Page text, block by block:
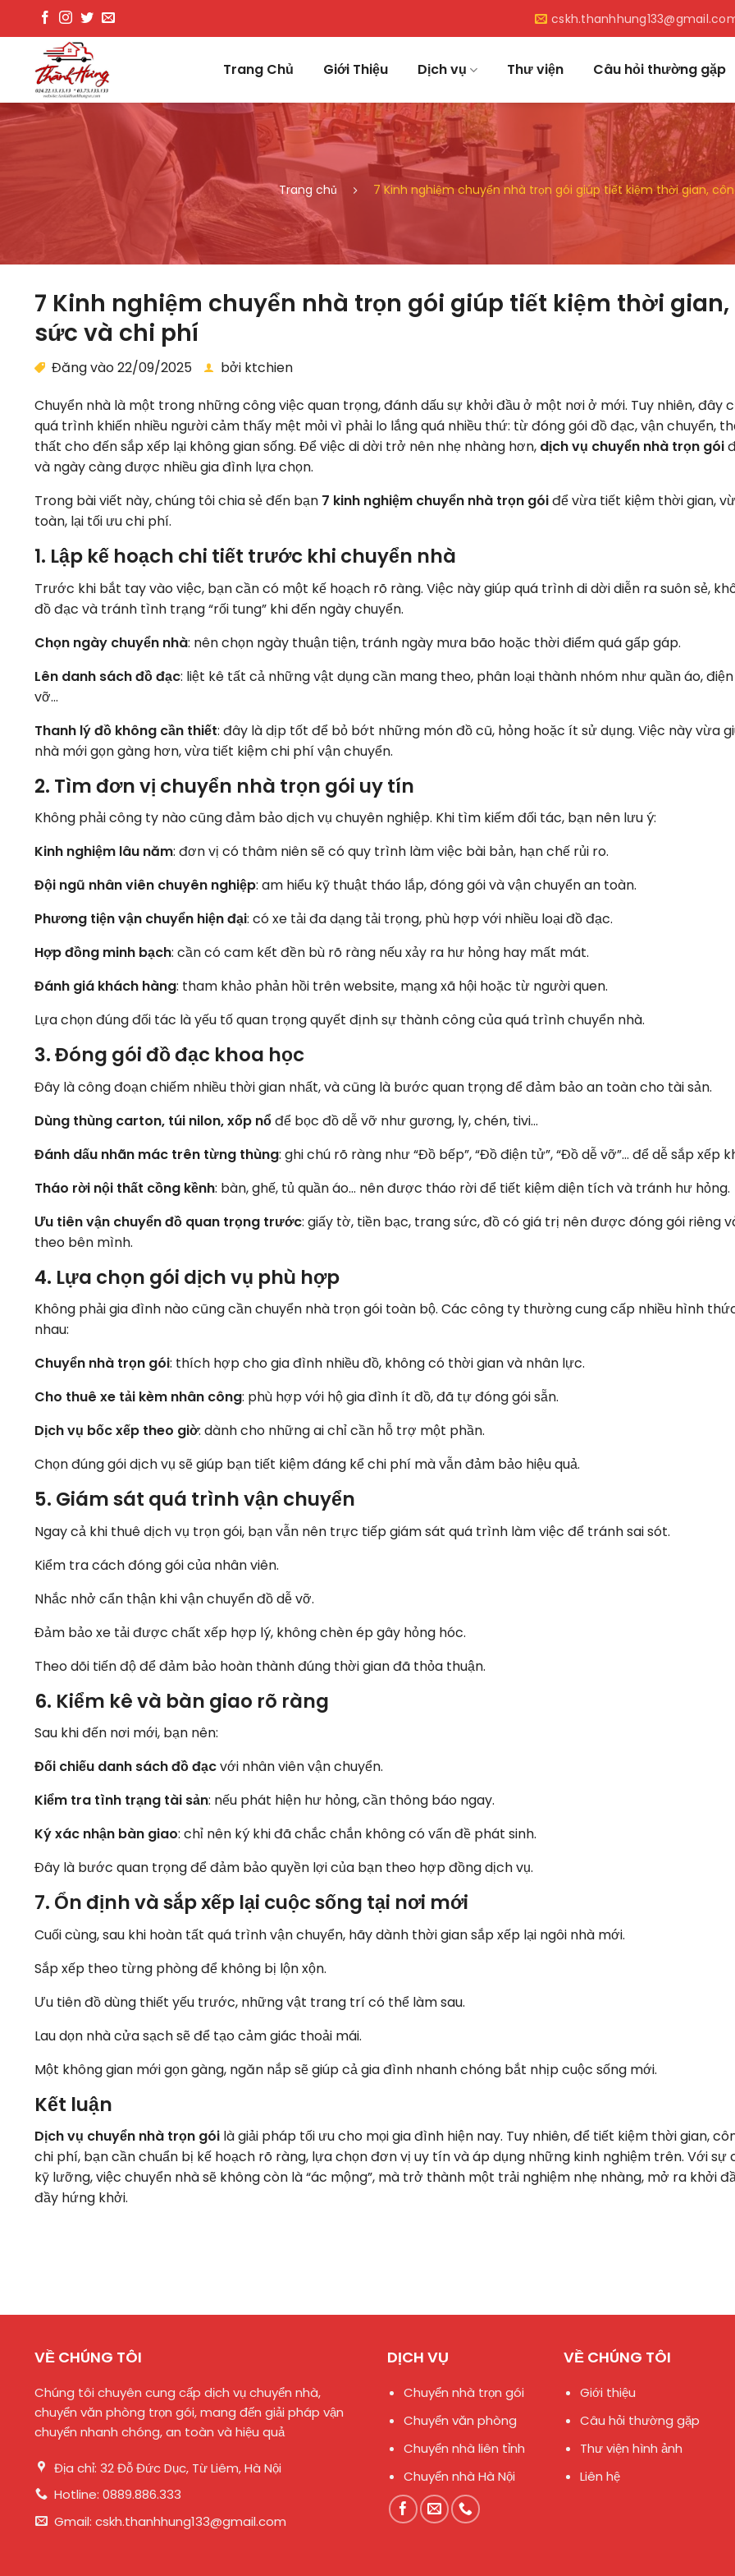
Trang Chủ Giới Thiệu Dịch vụ Thư viện Câu hỏi thường gặp
Trang chủ 7 Kinh nghiệm chuyển nhà trọn gói giúp tiết kiệm thời gian,
7 Kinh nghiệm chuyển nhà trọn gói giúp tiết kiệm thời
sức và chi phí
Đăng vào22/09/2025 bởi ktchien
Chuyển nhà là một trong những công việc quan trọng, đánh dấu sự khởi đầu ở một nơi ở mới. Tuy nhiên, đây
quá trình khiến nhiều người cảm thấy mệt mỏi vì phải lo lắng quá nhiều thứ: từ đóng gói đồ đạc, vận chuyển,
thất cho đến sắp xếp lại không gian sống. Để việc di dời trở nên nhẹ nhàng hơn, dịch vụ chuyển nhà trọn gói
và ngày càng được nhiều gia đình lựa chọn.
Trong bài viết này, chúng tôi chia sẻ đến bạn 7 kinh nghiệm chuyển nhà trọn góiđể vừa tiết kiệm thời gian,
toàn, lại tối ưu chi phí.
1. Lập kế hoạch chi tiết trước khi chuyển nhà
Trước khi bắt tay vào việc, bạn cần có một kế hoạch rõ ràng. Việc này giúp quá trình di dời diễn ra suôn sẻ,
đồ đạc và tránh tình trạng “rối tung” khi đến ngày chuyển.
Chọn ngày chuyển nhà: nên chọn ngày thuận tiện, tránh ngày mưa bão hoặc thời điểm quá gấp gáp.
Lên danh sách đồ đạc: liệt kê tất cả những vật dụng cần mang theo, phân loại thành nhóm như quần áo,
vỡ…
Thanh lý đồ không cần thiết: đây là dịp tốt để bỏ bớt những món đồ cũ, hỏng hoặc ít sử dụng. Việc này vừa
nhà mới gọn gàng hơn, vừa tiết kiệm chi phí vận chuyển.
2. Tìm đơn vị chuyển nhà trọn gói uy tín
Không phải công ty nào cũng đảm bảo dịch vụ chuyên nghiệp. Khi tìm kiếm đối tác, bạn nên lưu ý:
Kinh nghiệm lâu năm: đơn vị có thâm niên sẽ có quy trình làm việc bài bản, hạn chế rủi ro.
Đội ngũ nhân viên chuyên nghiệp: am hiểu kỹ thuật tháo lắp, đóng gói và vận chuyển an toàn.
Phương tiện vận chuyển hiện đại: có xe tải đa dạng tải trọng, phù hợp với nhiều loại đồ đạc.
Hợp đồng minh bạch: cần có cam kết đền bù rõ ràng nếu xảy ra hư hỏng hay mất mát.
Đánh giá khách hàng: tham khảo phản hồi trên website, mạng xã hội hoặc từ người quen.
Lựa chọn đúng đối tác là yếu tố quan trọng quyết định sự thành công của quá trình chuyển nhà.
3. Đóng gói đồ đạc khoa học
Đây là công đoạn chiếm nhiều thời gian nhất, và cũng là bước quan trọng để đảm bảo an toàn cho tài sản.
Dùng thùng carton, túi nilon, xốp nổđể bọc đồ dễ vỡ như gương, ly, chén, tivi…
Đánh dấu nhãn mác trên từng thùng: ghi chú rõ ràng như “Đồ bếp”, “Đồ điện tử”, “Đồ dễ vỡ”… để dễ sắp xếp
Tháo rời nội thất cồng kềnh: bàn, ghế, tủ quần áo… nên được tháo rời để tiết kiệm diện tích và tránh hư hỏng.
Ưu tiên vận chuyển đồ quan trọng trước: giấy tờ, tiền bạc, trang sức, đồ có giá trị nên được đóng gói riêng
theo bên mình.
4. Lựa chọn gói dịch vụ phù hợp
Không phải gia đình nào cũng cần chuyển nhà trọn gói toàn bộ. Các công ty thường cung cấp nhiều hình
nhau:
Chuyển nhà trọn gói: thích hợp cho gia đình nhiều đồ, không có thời gian và nhân lực.
Cho thuê xe tải kèm nhân công: phù hợp với hộ gia đình ít đồ, đã tự đóng gói sẵn.
Dịch vụ bốc xếp theo giờ: dành cho những ai chỉ cần hỗ trợ một phần.
Chọn đúng gói dịch vụ sẽ giúp bạn tiết kiệm đáng kể chi phí mà vẫn đảm bảo hiệu quả.
5. Giám sát quá trình vận chuyển
Ngay cả khi thuê dịch vụ trọn gói, bạn vẫn nên trực tiếp giám sát quá trình làm việc để tránh sai sót.
Kiểm tra cách đóng gói của nhân viên.
Nhắc nhở cẩn thận khi vận chuyển đồ dễ vỡ.
Đảm bảo xe tải được chất xếp hợp lý, không chèn ép gây hỏng hóc.
Theo dõi tiến độ để đảm bảo hoàn thành đúng thời gian đã thỏa thuận.
6. Kiểm kê và bàn giao rõ ràng
Sau khi đến nơi mới, bạn nên:
Đối chiếu danh sách đồ đạcvới nhân viên vận chuyển.
Kiểm tra tình trạng tài sản: nếu phát hiện hư hỏng, cần thông báo ngay.
Ký xác nhận bàn giao: chỉ nên ký khi đã chắc chắn không có vấn đề phát sinh.
Đây là bước quan trọng để đảm bảo quyền lợi của bạn theo hợp đồng dịch vụ.
7. Ổn định và sắp xếp lại cuộc sống tại nơi mới
Cuối cùng, sau khi hoàn tất quá trình vận chuyển, hãy dành thời gian sắp xếp lại ngôi nhà mới.
Sắp xếp theo từng phòng để không bị lộn xộn.
Ưu tiên đồ dùng thiết yếu trước, những vật trang trí có thể làm sau.
Lau dọn nhà cửa sạch sẽ để tạo cảm giác thoải mái.
Một không gian mới gọn gàng, ngăn nắp sẽ giúp cả gia đình nhanh chóng bắt nhịp cuộc sống mới.
Kết luận
Dịch vụ chuyển nhà trọn gói là giải pháp tối ưu cho mọi gia đình hiện nay. Tuy nhiên, để tiết kiệm thời gian,
chi phí, bạn cần chuẩn bị kế hoạch rõ ràng, lựa chọn đơn vị uy tín và áp dụng những kinh nghiệm trên. Với sự
kỹ lưỡng, việc chuyển nhà sẽ không còn là “ác mộng”, mà trở thành một trải nghiệm nhẹ nhàng, mở ra khởi
đầy hứng khởi.
VỀ CHÚNG TÔI
Chúng tôi chuyên cung cấp dịch vụ chuyển nhà,
chuyển văn phòng trọn gói, mang đến giải pháp vận
chuyển nhanh chóng, an toàn và hiệu quả
Địa chỉ: 32 Đỗ Đức Dục, Từ Liêm, Hà Nội
Hotline: 0889.886.333
Gmail: cskh.thanhhung133@gmail.com
DỊCH VỤ
Chuyển nhà trọn gói
Chuyển văn phòng
Chuyển nhà liên tỉnh
Chuyển nhà Hà Nội
VỀ CHÚNG TÔI
Giới thiệu
Câu hỏi thường gặp
Thư viện hình ảnh
Liên hệ